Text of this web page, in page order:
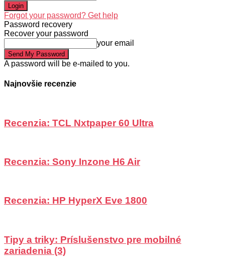
Forgot your password? Get help
Password recovery
Recover your password
your email
A password will be e-mailed to you.
Najnovšie recenzie
Recenzia: TCL Nxtpaper 60 Ultra
Recenzia: Sony Inzone H6 Air
Recenzia: HP HyperX Eve 1800
Tipy a triky: Príslušenstvo pre mobilné
zariadenia (3)